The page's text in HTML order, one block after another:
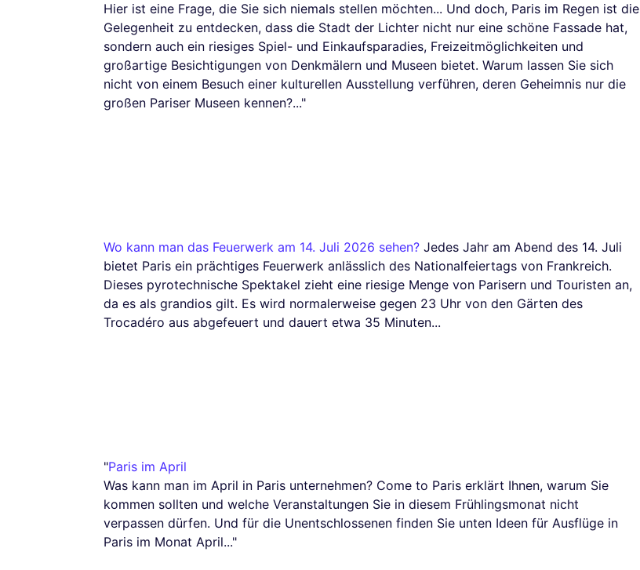
Hier ist eine Frage, die Sie sich niemals stellen möchten... Und doch, Paris im Regen ist die
Gelegenheit zu entdecken, dass die Stadt der Lichter nicht nur eine schöne Fassade hat,
sondern auch ein riesiges Spiel- und Einkaufsparadies, Freizeitmöglichkeiten und
großartige Besichtigungen von Denkmälern und Museen bietet. Warum lassen Sie sich
nicht von einem Besuch einer kulturellen Ausstellung verführen, deren Geheimnis nur die
großen Pariser Museen kennen?..."
Wo kann man das Feuerwerk am 14. Juli 2026 sehen? Jedes Jahr am Abend des 14. Juli
bietet Paris ein prächtiges Feuerwerk anlässlich des Nationalfeiertags von Frankreich.
Dieses pyrotechnische Spektakel zieht eine riesige Menge von Parisern und Touristen an,
da es als grandios gilt. Es wird normalerweise gegen 23 Uhr von den Gärten des
Trocadéro aus abgefeuert und dauert etwa 35 Minuten...
"Paris im April
Was kann man im April in Paris unternehmen? Come to Paris erklärt Ihnen, warum Sie
kommen sollten und welche Veranstaltungen Sie in diesem Frühlingsmonat nicht
verpassen dürfen. Und für die Unentschlossenen finden Sie unten Ideen für Ausflüge in
Paris im Monat April..."